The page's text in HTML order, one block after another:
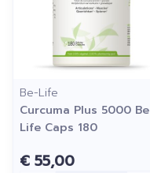
Be-Life
Curcuma Plus 5000 Be
Life Caps 180
€ 55,00